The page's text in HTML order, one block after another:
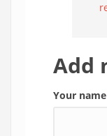
Add
Your name